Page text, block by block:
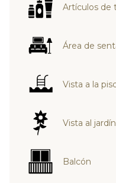
Artículos de
Área de
Vista a la
Vista al jardín
Balcón